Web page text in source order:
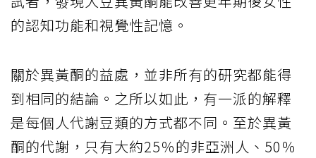
的認知功能和視覺性記憶。
關於異黃酮的益處，並非所有的研究都能得
到相同的結論。之所以如此，有一派的解釋
是每個人代謝豆類的方式都不同。至於異黃
酮的代謝，只有大約25％的非亞洲人、50％